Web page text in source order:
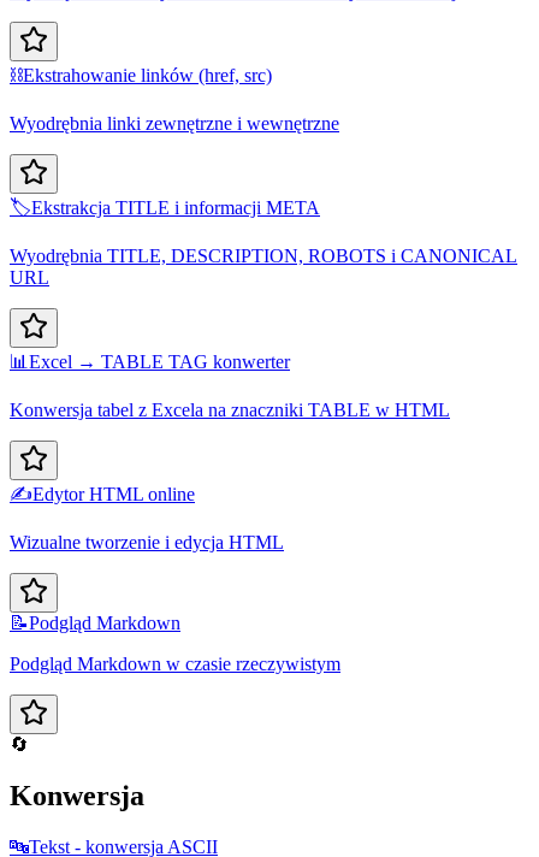
⛓️Ekstrahowanie linków (href, src)
Wyodrębnia linki zewnętrzne i wewnętrzne
🏷️Ekstrakcja TITLE i informacji META
Wyodrębnia TITLE, DESCRIPTION, ROBOTS i CANONICAL
URL
📊 Excel → TABLE TAG konwerter
Konwersja tabel z Excela na znaczniki TABLE w HTML
✍️Edytor HTML online
Wizualne tworzenie i edycja HTML
📝Podgląd Markdown
Podgląd Markdown w czasie rzeczywistym
🔄
Konwersja
🔤Tekst - konwersja ASCII